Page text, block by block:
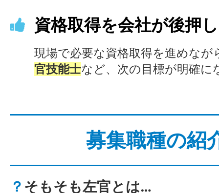
資格取得を会社が後押し
現場で必要な資格取得を進めなが
官技能士など、次の目標が明確に
募集職種の紹
？ そもそも左官とは…